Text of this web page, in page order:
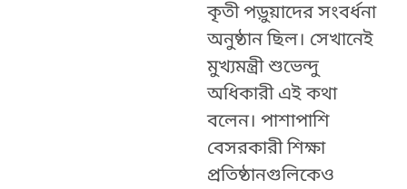
কৃতী পড়ুয়াদের সংবর্ধনা
অনুষ্ঠান ছিল। সেখানেই
মুখ্যমন্ত্রী শুভেন্দু
অধিকারী এই কথা
বলেন। পাশাপাশি
বেসরকারী শিক্ষা
প্রতিষ্ঠানগুলিকেও